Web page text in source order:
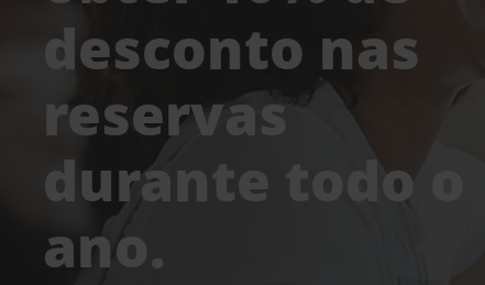
desconto nas
reservas
durante todo o
ano.